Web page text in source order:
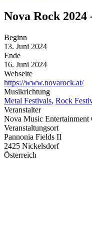
Nova Rock
Beginn
13. Juni 2024
Ende
16. Juni 2024
Webseite
https://www.novarock.at/
Musikrichtung
Metal Festivals, Rock
Veranstalter
Nova Music Entertainment
Veranstaltungsort
Pannonia Fields II
2425 Nickelsdorf
Österreich